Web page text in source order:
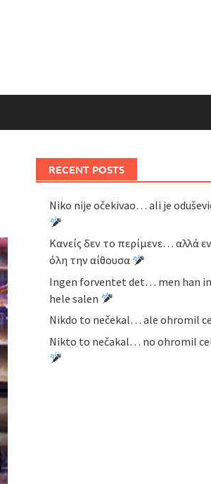
RECENT POSTS
Niko nije očekivao… ali je
Κανείς δεν το περίμενε… αλλά
όλη την αίθουσα
Ingen forventet det… men han
hele salen
Nikdo to nečekal… ale ohromil
Nikto to nečakal… no ohromil